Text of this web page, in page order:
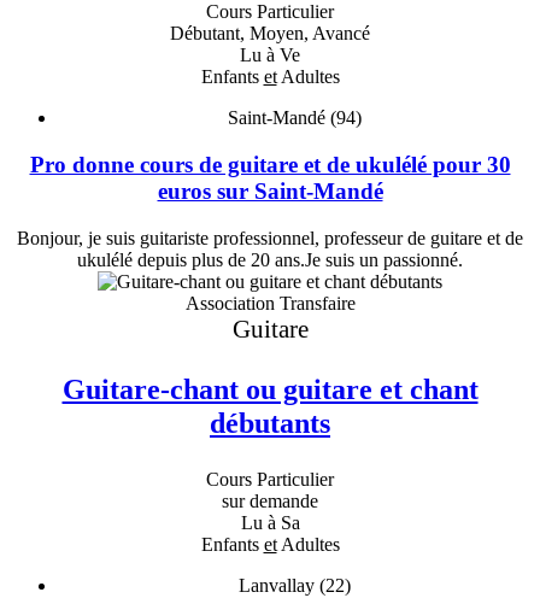
Cours Particulier
Débutant, Moyen, Avancé
Lu à Ve
Enfants etAdultes
Saint-Mandé (94)
Pro donne cours de guitare et de ukulélé pour 30
euros sur Saint-Mandé
Bonjour, je suis guitariste professionnel, professeur de guitare et de
ukulélé depuis plus de 20 ans.Je suis un passionné.
Association Transfaire
Guitare
Guitare-chant ou guitare et chant
débutants
Cours Particulier
sur demande
Lu à Sa
Enfants etAdultes
Lanvallay (22)